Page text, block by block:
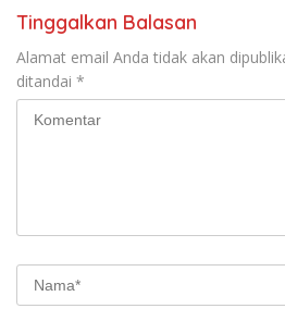
Tinggalkan Balasan
Alamat email Anda tidak akan
ditandai *